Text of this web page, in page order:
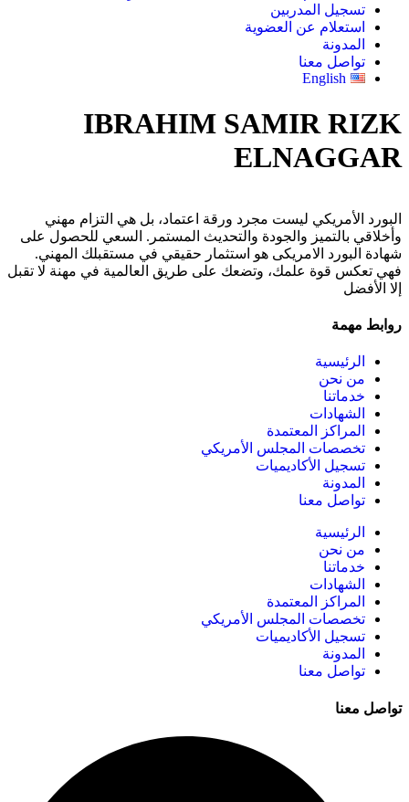
تسجيل المدربين
استعلام عن العضوية
المدونة
تواصل معنا
English
IBRAHIM SAMIR RIZK
ELNAGGAR
البورد الأمريكي ليست مجرد ورقة اعتماد، بل هي التزام مهني
وأخلاقي بالتميز والجودة والتحديث المستمر. السعي للحصول على
شهادة البورد الامريكى هو استثمار حقيقي في مستقبلك المهني.
فهي تعكس قوة علمك، وتضعك على طريق العالمية في مهنة لا تقبل
إلا الأفضل
روابط مهمة
الرئيسية
من نحن
خدماتنا
الشهادات
المراكز المعتمدة
تخصصات المجلس الأمريكي
تسجيل الأكاديميات
المدونة
تواصل معنا
الرئيسية
من نحن
خدماتنا
الشهادات
المراكز المعتمدة
تخصصات المجلس الأمريكي
تسجيل الأكاديميات
المدونة
تواصل معنا
تواصل معنا